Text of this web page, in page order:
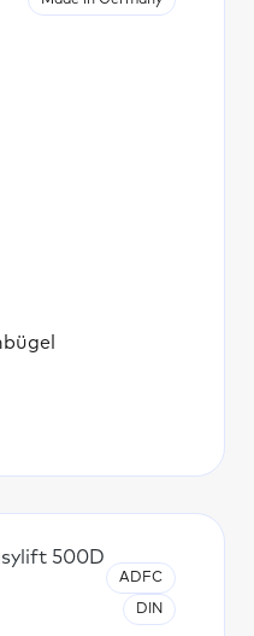
ADFC
DIN